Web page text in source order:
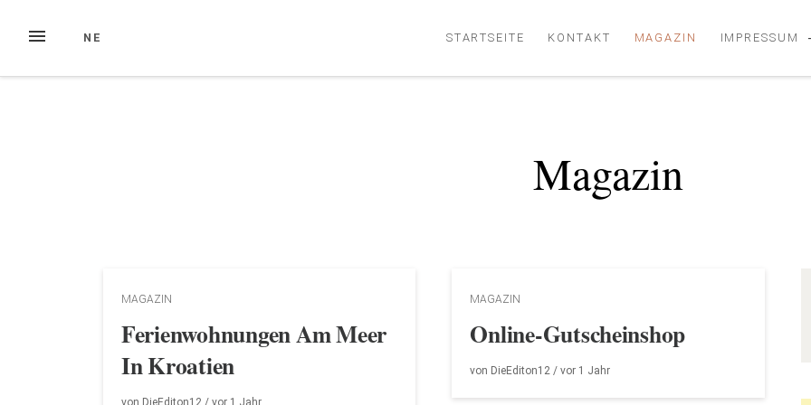
InhaltMENÜ NE STARTSEITE KONTAKT MAGAZIN IMPRESSUM
Magazin
MAGAZIN
Ferienwohnungen Am Meer
In Kroatien
von DieEditon12 / vor 1 Jahr
MAGAZIN
Online-Gutscheinshop
von DieEditon12 / vor 1 Jahr